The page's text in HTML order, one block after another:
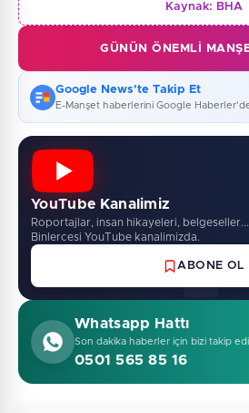
Kaynak: BHA
GÜNÜN ÖNEMLI
Google News'te Takip Et
E-Manşet haberlerini Google
YouTube Kanalimiz
Roportajlar, insan hikayeleri, belgeseller...
Binlercesi YouTube kanalimizda.
ABONE OL
Whatsapp Hattı
Son dakika haberler için bizi takip
0501 565 85 16